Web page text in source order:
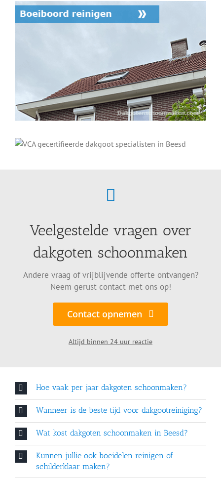
Veelgestelde vragen over
dakgoten schoonmaken
Andere vraag of vrijblijvende offerte ontvangen?
Neem gerust contact met ons op!
Contact opnemen
Altijd binnen 24 uur reactie
Hoe vaak per jaar dakgoten schoonmaken?
Wanneer is de beste tijd voor dakgootreiniging?
Wat kost dakgoten schoonmaken in Beesd?
Kunnen jullie ook boeidelen reinigen of
schilderklaar maken?